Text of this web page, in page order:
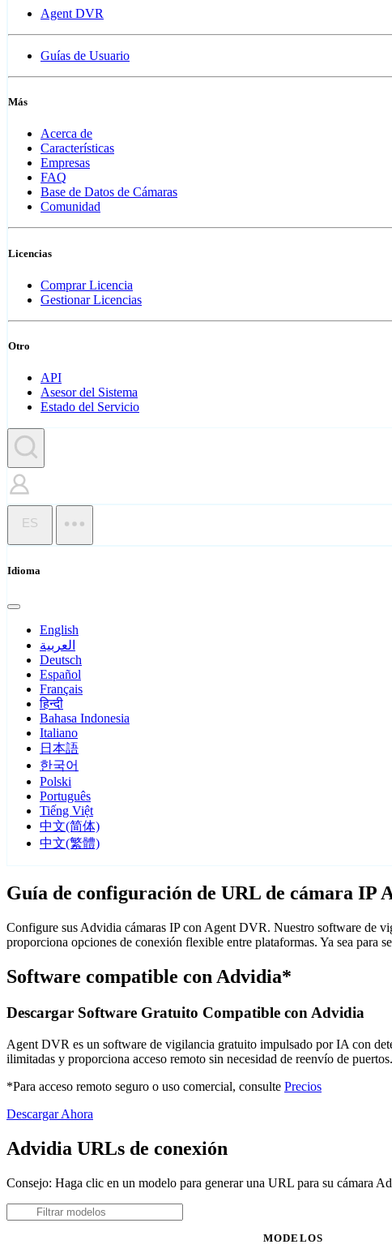
Agent DVR
Guías de Usuario
Más
Acerca de
Características
Empresas
FAQ
Base de Datos de Cámaras
Comunidad
Licencias
Comprar Licencia
Gestionar Licencias
Otro
API
Asesor del Sistema
Estado del Servicio
ES
Idioma
English
العربية
Deutsch
Español
Français
हिन्दी
Bahasa Indonesia
Italiano
日本語
한국어
Polski
Português
Tiếng Việt
中文(简体)
中文(繁體)
Guía de configuración de URL de cámara IP
Configure sus Advidia cámaras IP con Agent DVR. Nuestro software de
proporciona opciones de conexión flexible entre plataformas. Ya sea
Software compatible con Advidia*
Descargar Software Gratuito Compatible con Advidia
Agent DVR es un software de vigilancia gratuito impulsado por IA con
ilimitadas y proporciona acceso remoto sin necesidad de reenvío de
*Para acceso remoto seguro o uso comercial, consulte Precios
Descargar Ahora
Advidia URLs de conexión
Consejo: Haga clic en un modelo para generar una URL para su cámara
MODELOS